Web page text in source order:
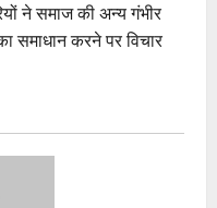
ने समाज की अन्य गंभीर
समाधान करने पर विचार